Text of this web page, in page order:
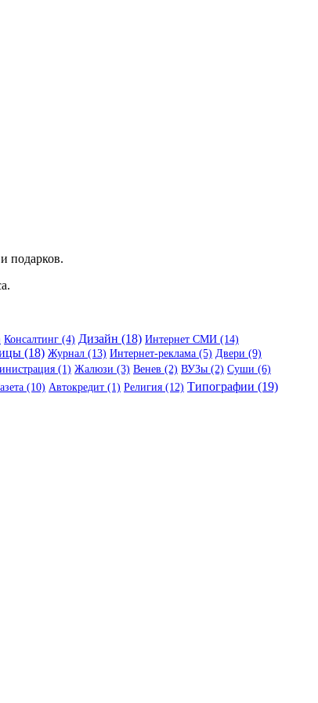
подарков.
Консалтинг (4) Дизайн (18) Интернет СМИ (14)
(18) Журнал (13) Интернет-реклама (5) Двери (9)
(1) Жалюзи (3) Венев (2) ВУЗы (2) Суши (6)
(10) Автокредит (1) Религия (12) Типографии (19)